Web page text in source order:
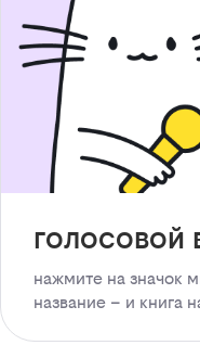
голосовой
нажмите на значок
название – и книга